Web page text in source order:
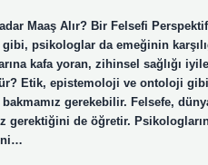
Maaş Alır? Bir Felsefi
psikologlar da emeğinin
kafa yoran, zihinsel sağlığı
Etik, epistemoloji ve ontoloji
gerekebilir. Felsefe,
gerektiğini de öğretir.